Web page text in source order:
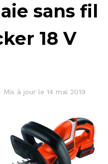
sans fil
18 V
Mis à jour le 14 mai 2019